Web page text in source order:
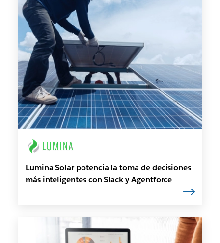
Lumina Solar potencia la toma de decisiones
más inteligentes con Slack y Agentforce